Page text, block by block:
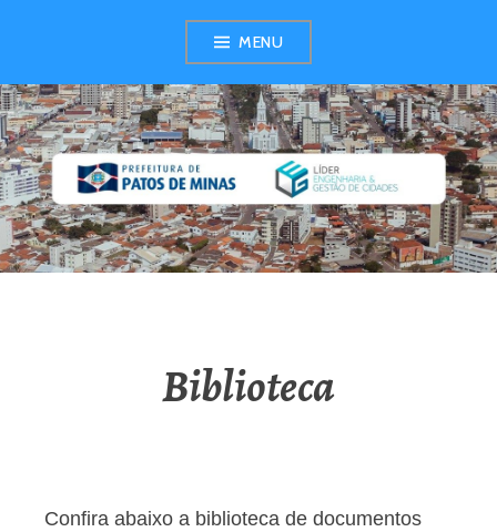
o
conteúdo
MENU
PAITT – PATOS DE
MINAS
Biblioteca
Confira abaixo a biblioteca de documentos